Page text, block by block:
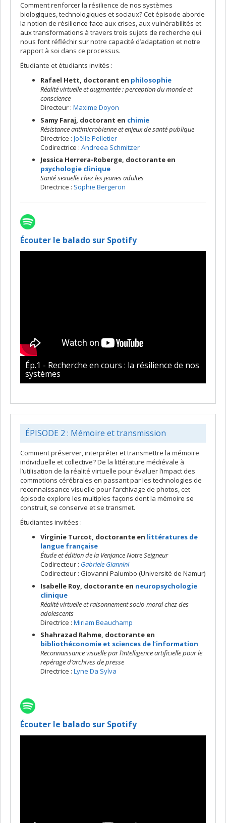
Comment renforcer la résilience de nos systèmes
biologiques, technologiques et sociaux? Cet épisode aborde
la notion de résilience face aux crises, aux vulnérabilités et
aux transformations à travers trois sujets de recherche qui
nous font réfléchir sur notre capacité d’adaptation et notre
rapport à soi dans ce processus.
Étudiante et étudiants invités :
Rafael Hett, doctorant en philosophie
Réalité virtuelle et augmentée : perception du monde et
conscience
Directeur : Maxime Doyon
Samy Faraj, doctorant en chimie
Résistance antimicrobienne et enjeux de santé publique
Directrice : Joëlle Pelletier
Codirectrice : Andreea Schmitzer
Jessica Herrera-Roberge, doctorante en
psychologie clinique
Santé sexuelle chez les jeunes adultes
Directrice : Sophie Bergeron
Écouter le balado sur Spotify
Ép.1 - Recherche en cours : la résilience de nos
systèmes
ÉPISODE 2 : Mémoire et transmission
Comment préserver, interpréter et transmettre la mémoire
individuelle et collective? De la littérature médiévale à
l’utilisation de la réalité virtuelle pour évaluer l’impact des
commotions cérébrales en passant par les technologies de
reconnaissance visuelle pour l’archivage de photos, cet
épisode explore les multiples façons dont la mémoire se
construit, se conserve et se transmet.
Étudiantes invitées :
Virginie Turcot, doctorante en littératures de
langue française
Étude et édition de la Venjance Notre Seigneur
Codirecteur : Gabriele Giannini
Codirecteur : Giovanni Palumbo (Université de Namur)
Isabelle Roy, doctorante en neuropsychologie
clinique
Réalité virtuelle et raisonnement socio-moral chez des
adolescents
Directrice : Miriam Beauchamp
Shahrazad Rahme, doctorante en
bibliothéconomie et sciences de l’information
Reconnaissance visuelle par l’intelligence artificielle pour le
repérage d’archives de presse
Directrice : Lyne Da Sylva
Écouter le balado sur Spotify